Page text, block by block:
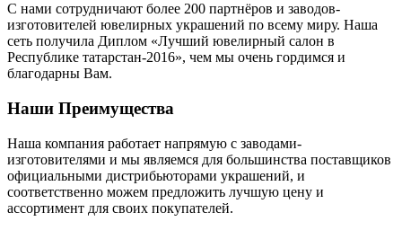
С нами сотрудничают более 200 партнёров и заводов-
изготовителей ювелирных украшений по всему миру. Наша
сеть получила Диплом «Лучший ювелирный салон в
Республике татарстан-2016», чем мы очень гордимся и
благодарны Вам.
Наши Преимущества
Наша компания работает напрямую с заводами-
изготовителями и мы являемся для большинства поставщиков
официальными дистрибьюторами украшений, и
соответственно можем предложить лучшую цену и
ассортимент для своих покупателей.